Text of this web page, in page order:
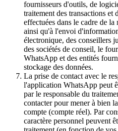
fournisseurs d'outils, de
traitement des transactions et
effectuées dans le cadre de
ainsi qu'à l'envoi
électronique, des conseillers
des sociétés de conseil, le
WhatsApp et des entités
stockage des données.
La prise de contact avec le
l'application WhatsApp peut
par le responsable du
contacter pour mener à bien
compte (compte réel). Par
caractère personnel peuvent